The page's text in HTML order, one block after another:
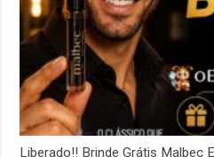
Liberado!! Brinde Grátis Malbec